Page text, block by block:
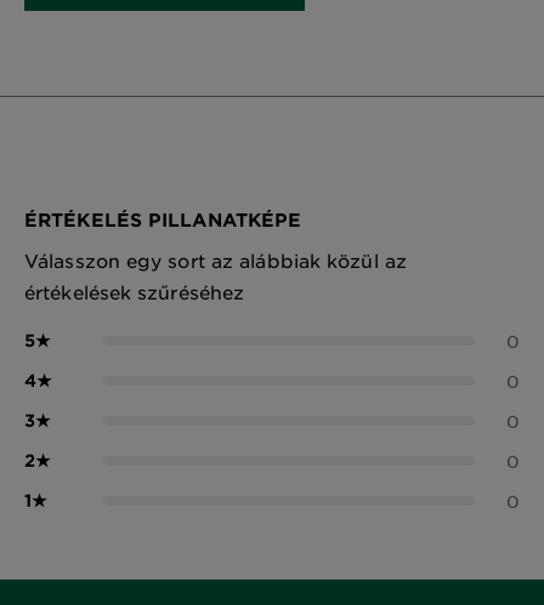
ÉRTÉKELÉS PILLANATKÉPE
Válasszon egy sort az alábbiak közül az
értékelések szűréséhez
5★ 0
4★ 0
3★ 0
2★ 0
1★ 0